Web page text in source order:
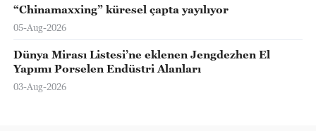
“Chinamaxxing” küresel çapta yayılıyor
05-Aug-2026
Dünya Mirası Listesi’ne eklenen Jengdezhen El
Yapımı Porselen Endüstri Alanları
03-Aug-2026